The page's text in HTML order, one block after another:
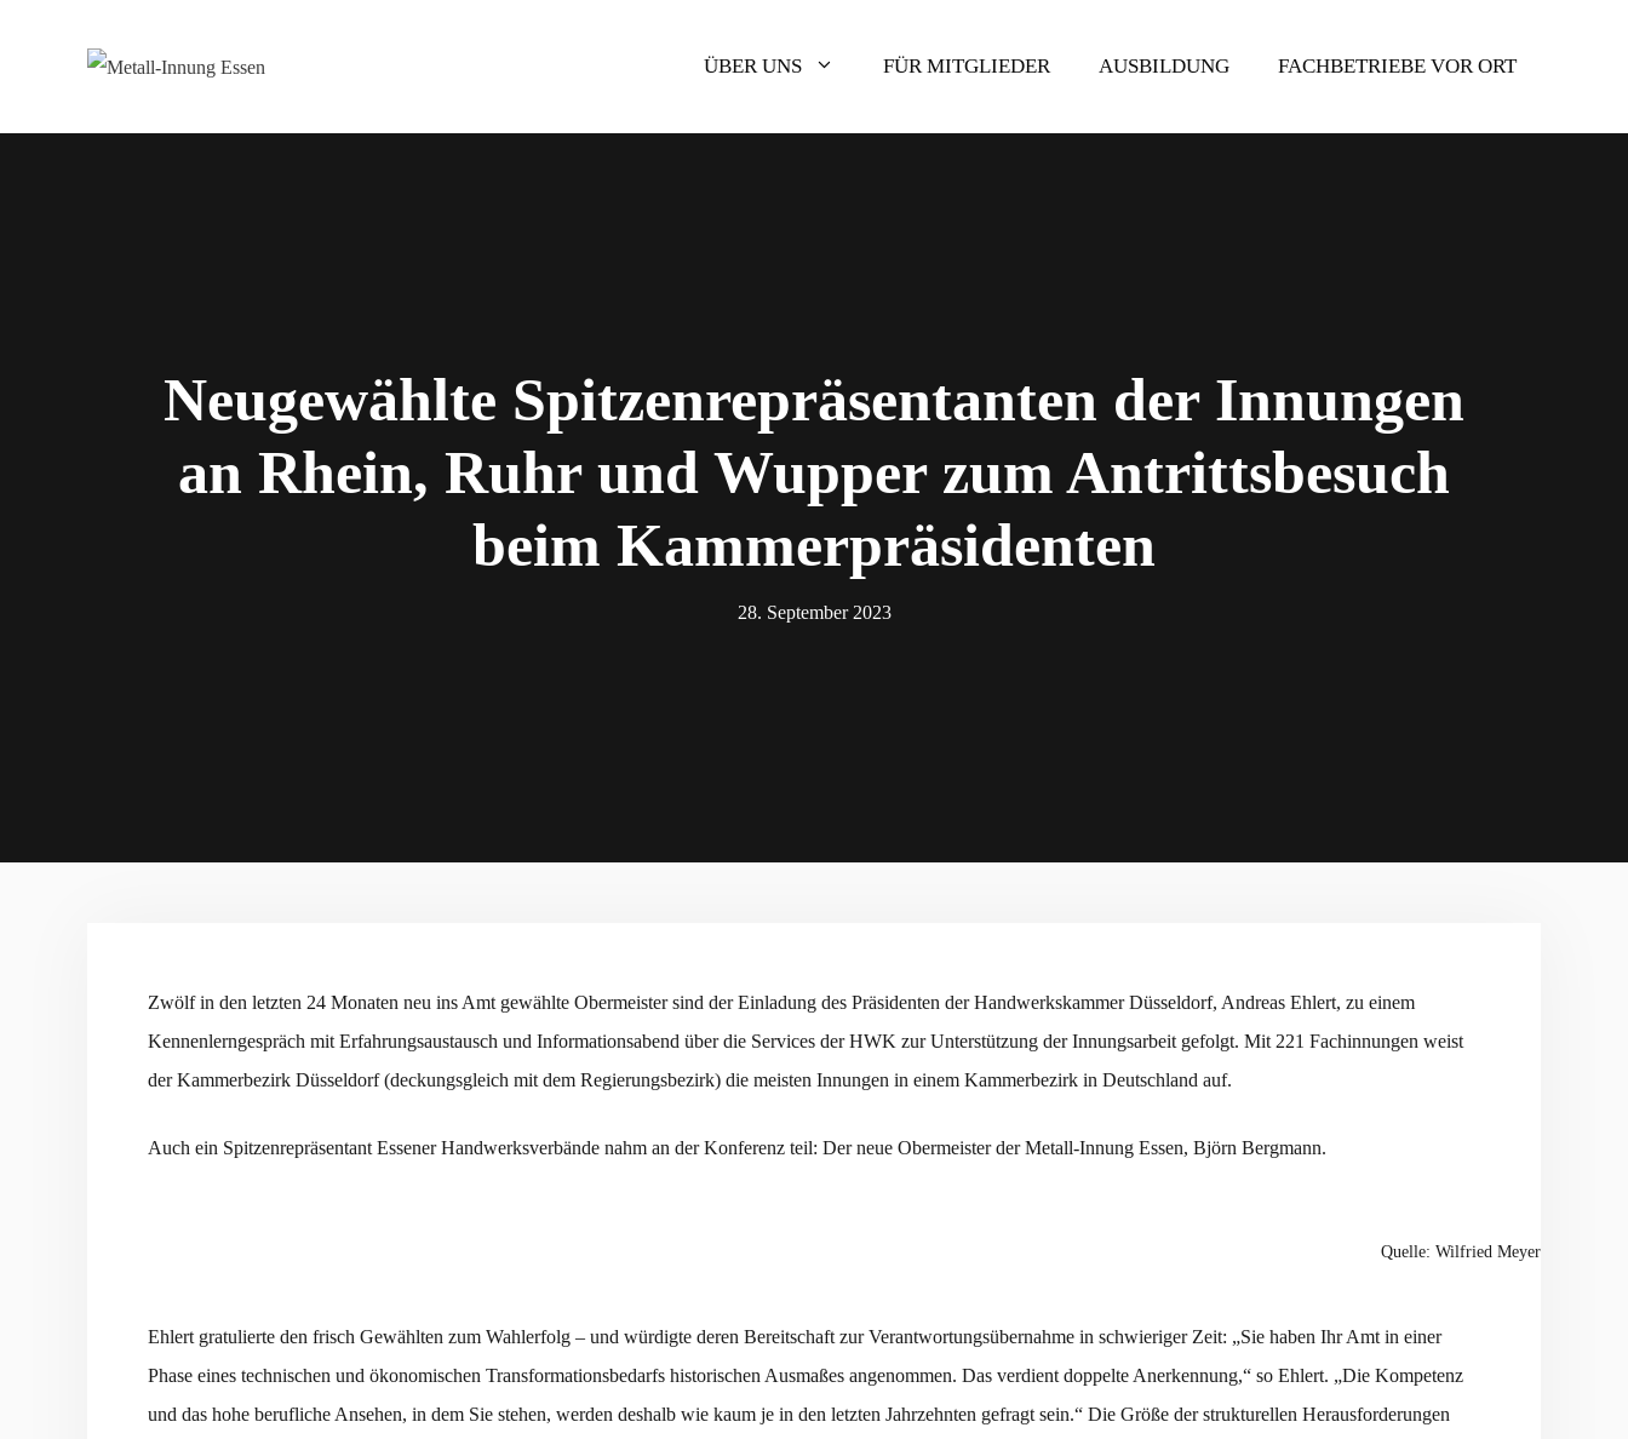
ÜBER UNS FÜR MITGLIEDER AUSBILDUNG FACHBETRIEBE VOR ORT
Neugewählte Spitzenrepräsentanten der Innungen
an Rhein, Ruhr und Wupper zum Antrittsbesuch
beim Kammerpräsidenten
28. September 2023
Zwölf in den letzten 24 Monaten neu ins Amt gewählte Obermeister sind der Einladung des Präsidenten der Handwerkskammer Düsseldorf, Andreas Ehlert, zu einem
Kennenlerngespräch mit Erfahrungsaustausch und Informationsabend über die Services der HWK zur Unterstützung der Innungsarbeit gefolgt. Mit 221 Fachinnungen weist
der Kammerbezirk Düsseldorf (deckungsgleich mit dem Regierungsbezirk) die meisten Innungen in einem Kammerbezirk in Deutschland auf.
Auch ein Spitzenrepräsentant Essener Handwerksverbände nahm an der Konferenz teil: Der neue Obermeister der Metall-Innung Essen, Björn Bergmann.
Quelle: Wilfried Meyer
Ehlert gratulierte den frisch Gewählten zum Wahlerfolg – und würdigte deren Bereitschaft zur Verantwortungsübernahme in schwieriger Zeit: „Sie haben Ihr Amt in einer
Phase eines technischen und ökonomischen Transformationsbedarfs historischen Ausmaßes angenommen. Das verdient doppelte Anerkennung,“ so Ehlert. „Die Kompetenz
und das hohe berufliche Ansehen, in dem Sie stehen, werden deshalb wie kaum je in den letzten Jahrzehnten gefragt sein.“ Die Größe der strukturellen Herausforderungen